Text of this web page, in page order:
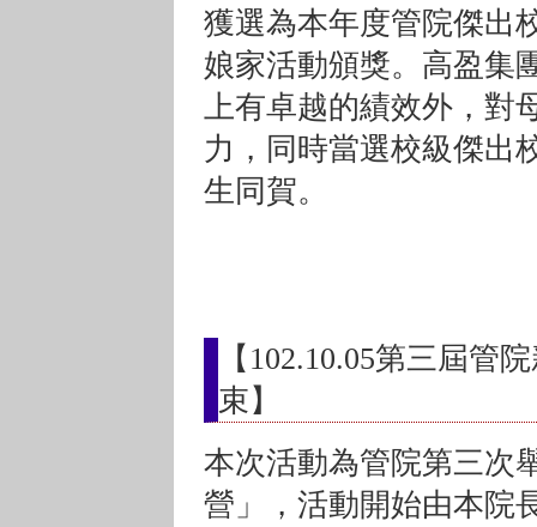
獲選為本年度管院傑出
娘家活動頒獎。高盈集
上有卓越的績效外，
力，同時當選校級傑出
生同賀。
【102.10.05第三屆管
束】
本次活動為管院第三次
營」，活動開始由本院